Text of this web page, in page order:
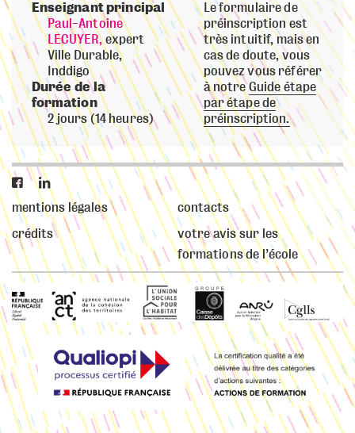
Enseignant principal
Paul-Antoine
LECUYER,expert
Ville Durable,
Inddigo
Durée de la
formation
2 jours (14 heures)
Le formulaire de
préinscription est
très intuitif, mais en
cas de doute, vous
pouvez vous référer
à notreGuide étape
par étape de
préinscription.
 
mentions légales
contacts
crédits
votre avis sur les
formations de l’école